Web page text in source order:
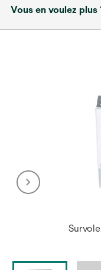
Vous en voulez plus